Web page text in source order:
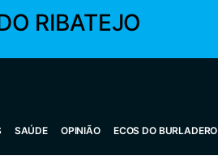
RIBATEJO
SAÚDE OPINIÃO ECOS DO BURLADERO